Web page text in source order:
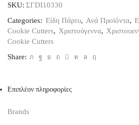
Τάρανδος
της
Decora
Σετ
7-
SKU: ΣΓDI10330
Categories: Είδη Πάρτυ, Ανά Προϊόντα,
Cookie Cutters, Χριστούγεννα,
Cookie Cutters
Share:
Επιπλέον πληροφορίες
Brands